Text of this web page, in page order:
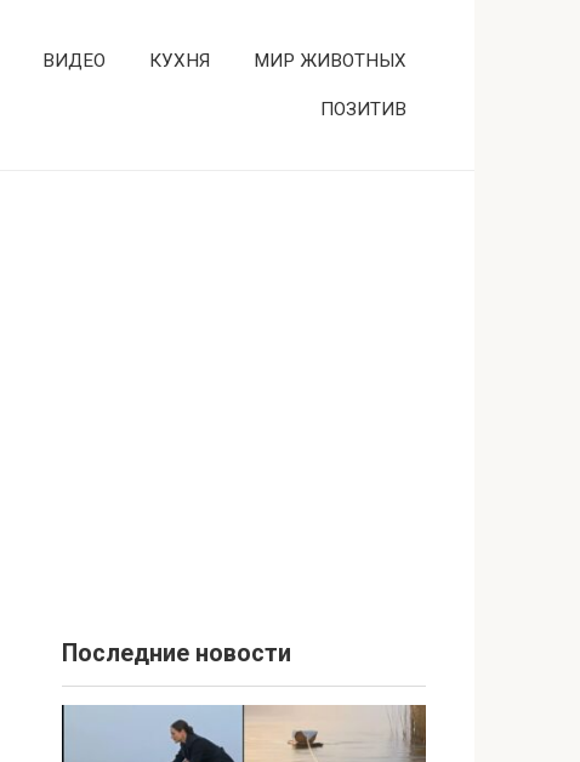
ВИДЕО КУХНЯ МИР ЖИВОТНЫХ
ПОЗИТИВ
Последние новости